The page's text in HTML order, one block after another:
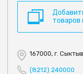
товаров
167000, г.
(8212) 240000